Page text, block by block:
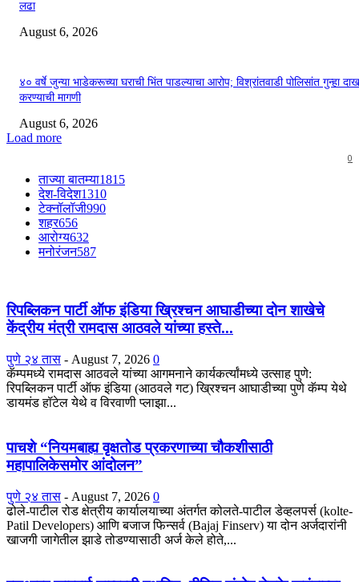
लढा
August 6, 2026
४० वर्षे जुन्या भाडेकरूच्या घराची भिंत पाडल्याचा आरोप; विश्रांतवाडी पोलिसांत गुन्हा
करण्याची मागणी
August 6, 2026
Load more
0
ताज्या बातम्या1815
देश-विदेश1310
टेक्नॉलॉजी990
शहर656
आरोग्य632
मनोरंजन587
रिपब्लिकन पार्टी ऑफ इंडिया ख्रिश्चन आघाडीच्या दोन शाखेचे
केंद्रीय मंत्री रामदास आठवले यांच्या हस्ते...
पुणे २४ तास - August 7, 2026 0
कॅम्पमध्ये रामदास आठवले यांच्या आगमनाने कार्यकर्त्यांमध्ये उत्साह पुणे:
रिपब्लिकन पार्टी ऑफ इंडिया (आठवले गट) ख्रिश्चन आघाडीच्या पुणे कॅम्प येथे
डायमंड हॉटेल येथे व विरवाणी प्लाझा...
पाचशे “नियमबाह्य वृक्षतोड प्रकरणाच्या चौकशीसाठी
महापालिकेसमोर आंदोलन”
पुणे २४ तास - August 7, 2026 0
ढोले-पाटील रोड क्षेत्रीय कार्यालयाच्या अंतर्गत कोलते-पाटील डेव्हलपर्स (kolte-
Patil Developers) आणि बजाज फिन्सर्व (Bajaj Finserv) या दोन अर्जदारांनी
खाजगी जागेतील झाडे तोडण्यासाठी अर्ज केले होते,...